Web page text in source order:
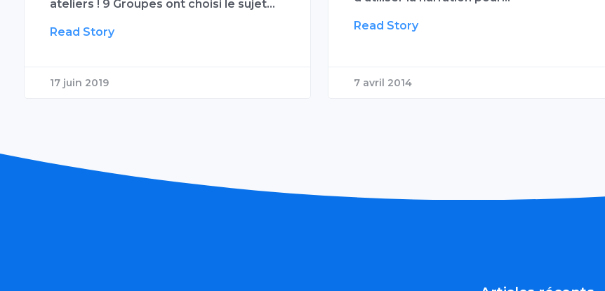
ateliers ! 9 Groupes ont choisi le sujet…
Read Story
17 juin 2019
Read Story
7 avril 2014